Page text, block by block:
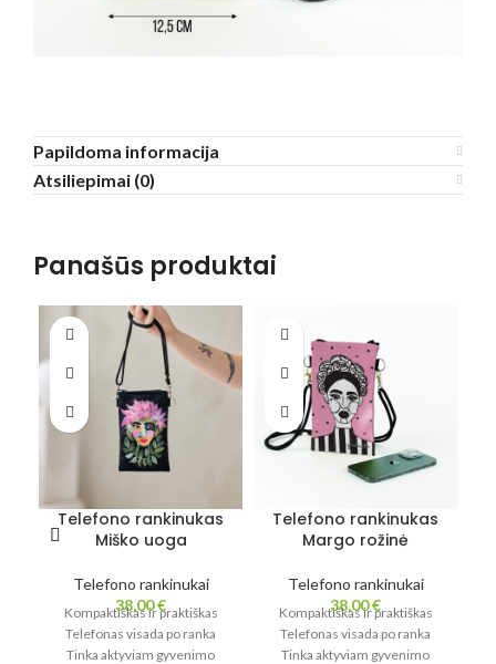
Papildoma informacija
Atsiliepimai (0)
Panašūs produktai
Telefono rankinukas
Miško uoga
Telefono rankinukai
38,00€
Kompaktiškas ir praktiškas
Telefonas visada po ranka
Tinka aktyviam gyvenimo
Telefono rankinukas
Margo rožinė
Telefono rankinukai
38,00€
Kompaktiškas ir praktiškas
Telefonas visada po ranka
Tinka aktyviam gyvenimo